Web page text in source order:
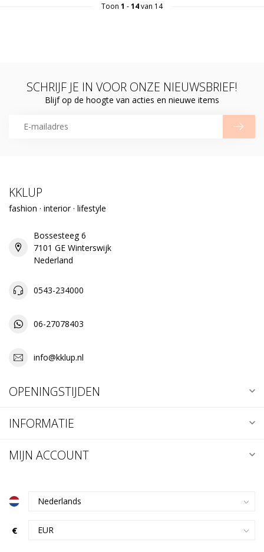
Toon 1 -14van 14
SCHRIJF JE IN VOOR ONZE NIEUWSBRIEF!
Blijf op de hoogte van acties en nieuwe items
KKLUP
fashion · interior · lifestyle
Bossesteeg 6
7101 GE Winterswijk
Nederland
0543-234000
06-27078403
info@kklup.nl
OPENINGSTIJDEN
INFORMATIE
MIJN ACCOUNT
€